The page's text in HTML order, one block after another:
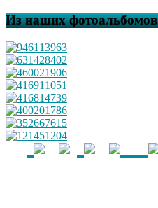
Из наших фотоальбомов